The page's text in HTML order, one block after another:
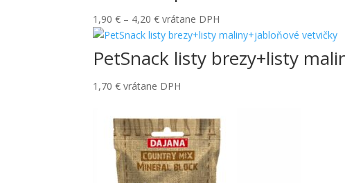
1,90€ – 4,20€Price
range:
1,90 €
through
4,20 €
vrátane DPH
PetSnack listy brezy+listy
1,70€ vrátane DPH